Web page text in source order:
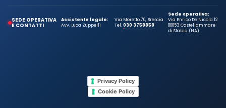
SEDE OPERATIVA
E CONTATTI
Assistente legale:
Avv. Luca Zuppelli
Via Moretto 70, Brescia
Tel.030 3758858
Sede operativa:
Via Enrico De Nicola 12
80053 Castellammare
di Stabia (NA)
Privacy Policy
Cookie Policy